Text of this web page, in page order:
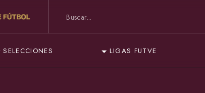
SELECCIONES LIGAS FUTVE